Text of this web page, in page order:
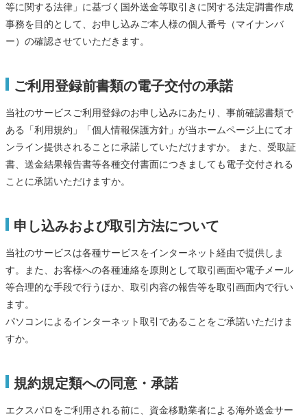
等に関する法律」に基づく国外送金等取引きに関する法定調書作成
事務を目的として、お申し込みご本人様の個人番号（マイナンバ
ー）の確認させていただきます。
ご利用登録前書類の電子交付の承諾
当社のサービスご利用登録のお申し込みにあたり、事前確認書類で
ある「利用規約」「個人情報保護方針」が当ホームページ上にてオ
ンライン提供されることに承諾していただけますか。 また、受取証
書、送金結果報告書等各種交付書面につきましても電子交付される
ことに承諾いただけますか。
申し込みおよび取引方法について
当社のサービスは各種サービスをインターネット経由で提供しま
す。また、お客様への各種連絡を原則として取引画面や電子メール
等合理的な手段で行うほか、取引内容の報告等を取引画面内で行い
ます。
パソコンによるインターネット取引であることをご承諾いただけま
すか。
規約規定類への同意・承諾
エクスパロをご利用される前に、資金移動業者による海外送金サー